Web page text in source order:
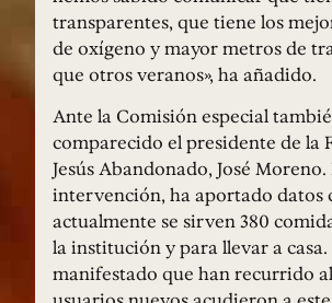
transparentes, que tiene los
de oxígeno y mayor metros de
que otros veranos», ha añadido.
Ante la Comisión especial
comparecido el presidente de la
Jesús Abandonado, José
intervención, ha aportado datos
actualmente se sirven 380
la institución y para llevar a
manifestado que han recurrido